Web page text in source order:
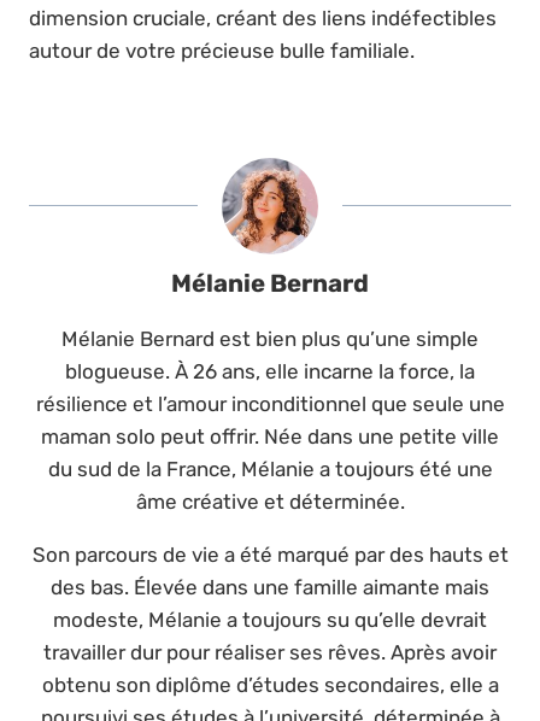
dimension cruciale, créant des liens indéfectibles
autour de votre précieuse bulle familiale.
Mélanie Bernard
Mélanie Bernard est bien plus qu’une simple
blogueuse. À 26 ans, elle incarne la force, la
résilience et l’amour inconditionnel que seule une
maman solo peut offrir. Née dans une petite ville
du sud de la France, Mélanie a toujours été une
âme créative et déterminée.
Son parcours de vie a été marqué par des hauts et
des bas. Élevée dans une famille aimante mais
modeste, Mélanie a toujours su qu’elle devrait
travailler dur pour réaliser ses rêves. Après avoir
obtenu son diplôme d’études secondaires, elle a